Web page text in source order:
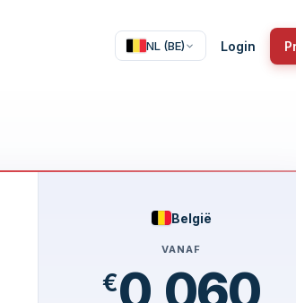
NL (BE) Login
België
VANAF
€